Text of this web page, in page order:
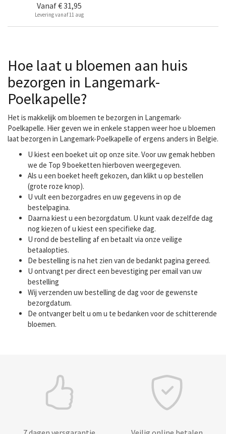
Vanaf€ 31,95
Levering vanaf 11 aug
Hoe laat u bloemen aan huis
bezorgen in Langemark-
Poelkapelle?
Het is makkelijk om bloemen te bezorgen in Langemark-
Poelkapelle. Hier geven we in enkele stappen weer hoe u bloemen
laat bezorgen in Langemark-Poelkapelle of ergens anders in Belgie.
U kiest een boeket uit op onze site. Voor uw gemak hebben
we de Top 9 boeketten hierboven weergegeven.
Als u een boeket heeft gekozen, dan klikt u op bestellen
(grote roze knop).
U vult een bezorgadres en uw gegevens in op de
bestelpagina.
Daarna kiest u een bezorgdatum. U kunt vaak dezelfde dag
nog kiezen of u kiest een specifieke dag.
U rond de bestelling af en betaalt via onze veilige
betaalopties.
De bestelling is na het zien van de bedankt pagina gereed.
U ontvangt per direct een bevestiging per email van uw
bestelling
Wij verzenden uw bestelling de dag voor de gewenste
bezorgdatum.
De ontvanger belt u om u te bedanken voor de schitterende
bloemen.